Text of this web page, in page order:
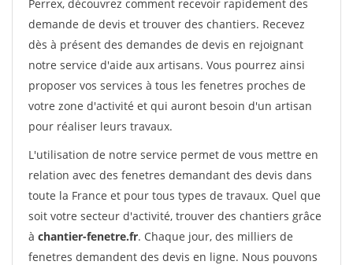
Perrex, découvrez comment recevoir rapidement des
demande de devis et trouver des chantiers. Recevez
dès à présent des demandes de devis en rejoignant
notre service d'aide aux artisans. Vous pourrez ainsi
proposer vos services à tous les fenetres proches de
votre zone d'activité et qui auront besoin d'un artisan
pour réaliser leurs travaux.
L'utilisation de notre service permet de vous mettre en
relation avec des fenetres demandant des devis dans
toute la France et pour tous types de travaux. Quel que
soit votre secteur d'activité, trouver des chantiers grâce
à chantier-fenetre.fr. Chaque jour, des milliers de
fenetres demandent des devis en ligne. Nous pouvons